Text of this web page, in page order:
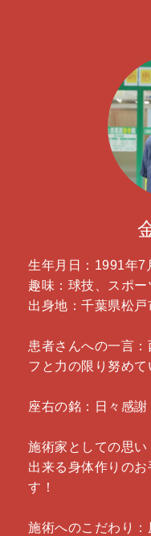
生年月日：1991年7
趣味：球技、スポー
出身地：千葉県松戸
患者さんへの一言
フと力の限り努めて
座右の銘：日々感謝
施術家としての思
出来る身体作りの
す！
施術へのこだわり